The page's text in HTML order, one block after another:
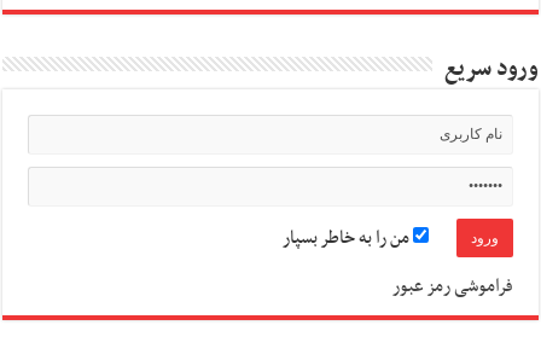
ورود سریع
من را به خاطر بسپار
فراموشی رمز عبور